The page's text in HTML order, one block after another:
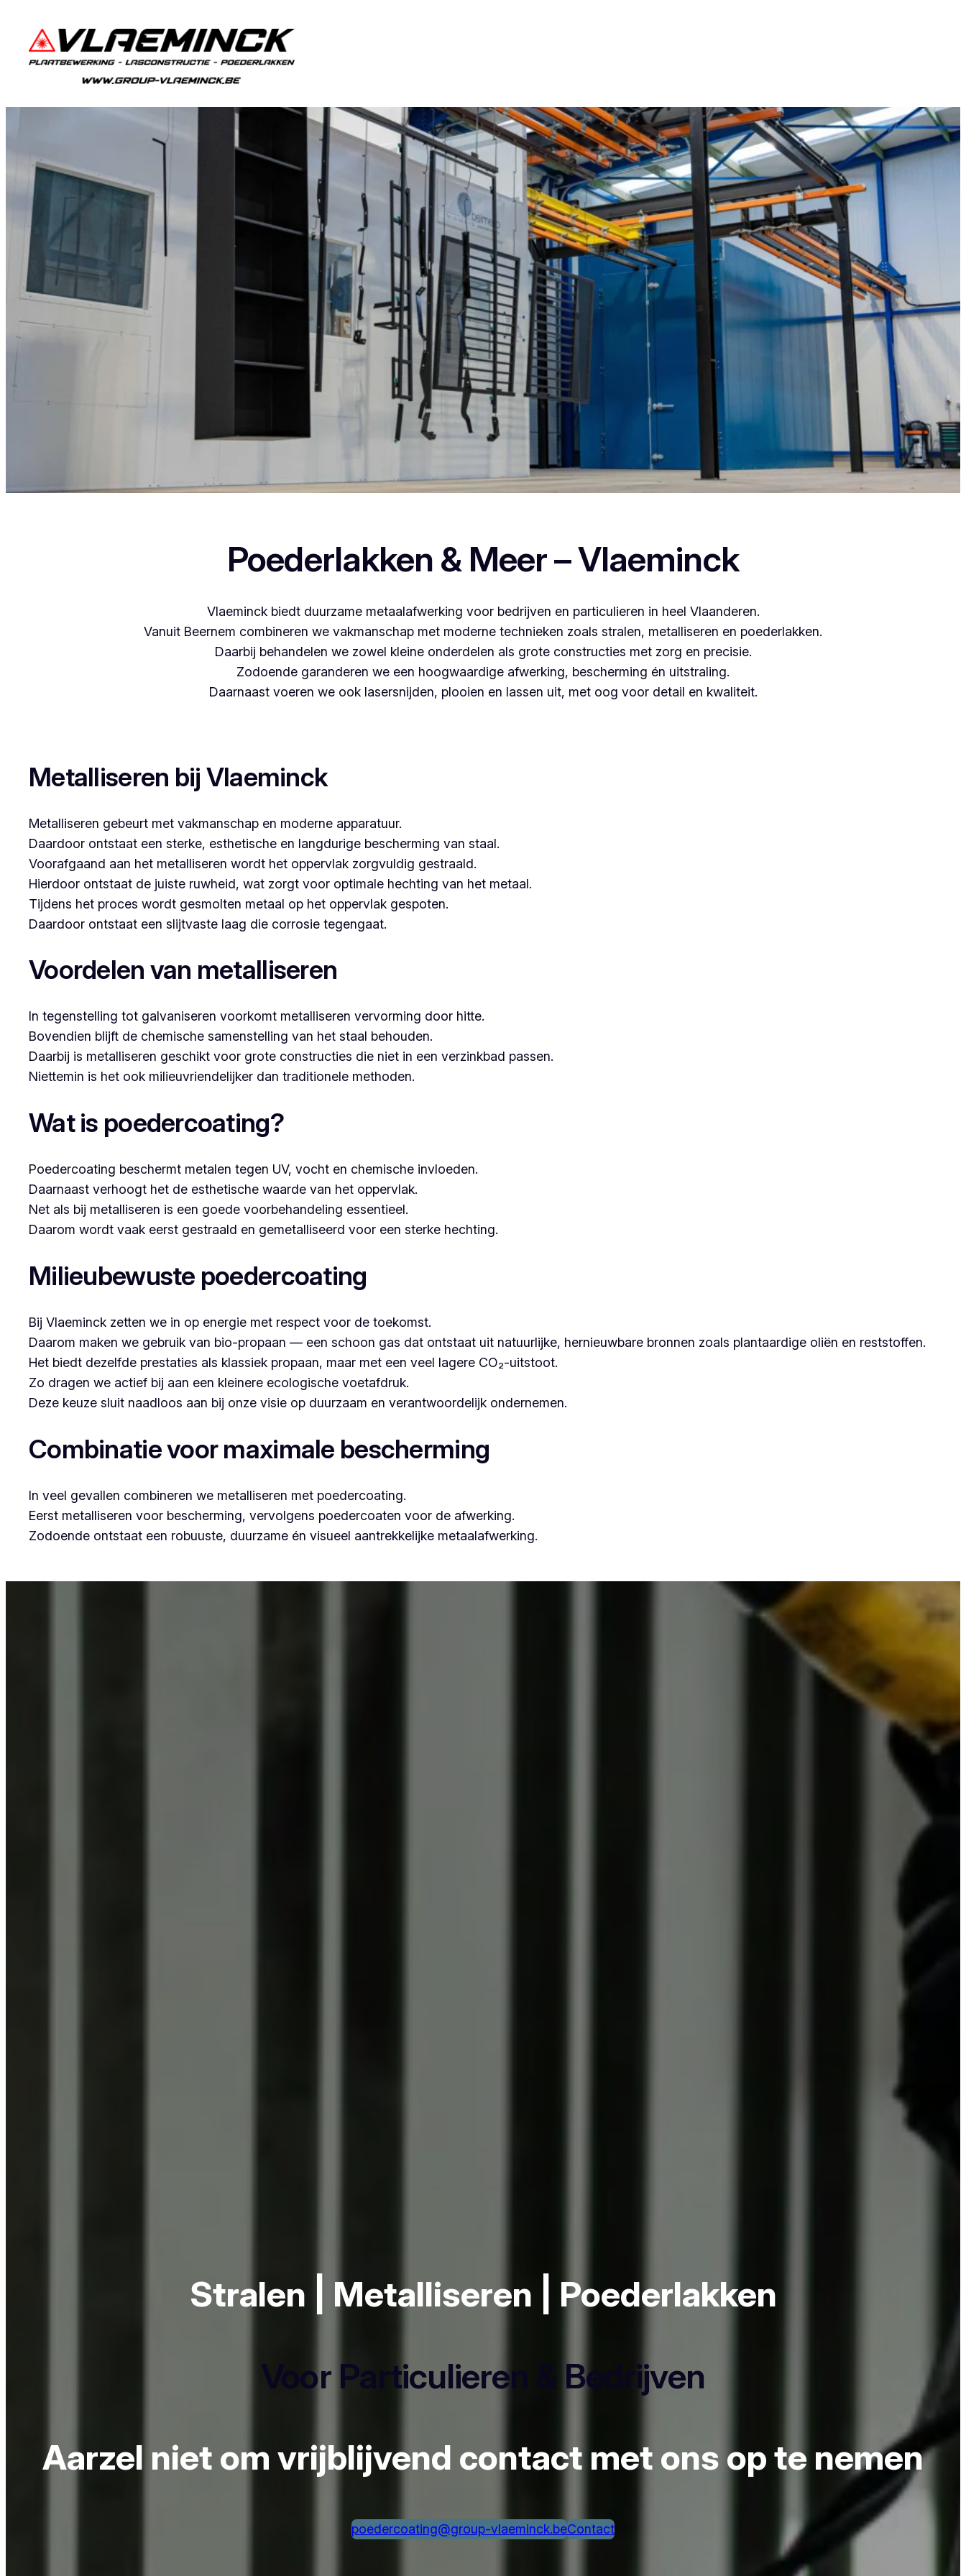
Poederlakken & Meer – Vlaeminck
Vlaeminck biedt duurzame metaalafwerking voor bedrijven en particulieren in heel Vlaanderen.
Vanuit Beernem combineren we vakmanschap met moderne technieken zoals stralen, metalliseren en poederlakken.
Daarbij behandelen we zowel kleine onderdelen als grote constructies met zorg en precisie.
Zodoende garanderen we een hoogwaardige afwerking, bescherming én uitstraling.
Daarnaast voeren we ook lasersnijden, plooien en lassen uit, met oog voor detail en kwaliteit.
Metalliseren bij Vlaeminck
Metalliseren gebeurt met vakmanschap en moderne apparatuur.
Daardoor ontstaat een sterke, esthetische en langdurige bescherming van staal.
Voorafgaand aan het metalliseren wordt het oppervlak zorgvuldig gestraald.
Hierdoor ontstaat de juiste ruwheid, wat zorgt voor optimale hechting van het metaal.
Tijdens het proces wordt gesmolten metaal op het oppervlak gespoten.
Daardoor ontstaat een slijtvaste laag die corrosie tegengaat.
Voordelen van metalliseren
In tegenstelling tot galvaniseren voorkomt metalliseren vervorming door hitte.
Bovendien blijft de chemische samenstelling van het staal behouden.
Daarbij is metalliseren geschikt voor grote constructies die niet in een verzinkbad passen.
Niettemin is het ook milieuvriendelijker dan traditionele methoden.
Wat is poedercoating?
Poedercoating beschermt metalen tegen UV, vocht en chemische invloeden.
Daarnaast verhoogt het de esthetische waarde van het oppervlak.
Net als bij metalliseren is een goede voorbehandeling essentieel.
Daarom wordt vaak eerst gestraald en gemetalliseerd voor een sterke hechting.
Milieubewuste poedercoating
Bij Vlaeminck zetten we in op energie met respect voor de toekomst.
Daarom maken we gebruik van bio-propaan — een schoon gas dat ontstaat uit natuurlijke, hernieuwbare bronnen zoals plantaardige oliën en reststoffen.
Het biedt dezelfde prestaties als klassiek propaan, maar met een veel lagere CO₂-uitstoot.
Zo dragen we actief bij aan een kleinere ecologische voetafdruk.
Deze keuze sluit naadloos aan bij onze visie op duurzaam en verantwoordelijk ondernemen.
Combinatie voor maximale bescherming
In veel gevallen combineren we metalliseren met poedercoating.
Eerst metalliseren voor bescherming, vervolgens poedercoaten voor de afwerking.
Zodoende ontstaat een robuuste, duurzame én visueel aantrekkelijke metaalafwerking.
Stralen | Metalliseren | Poederlakken
Voor Particulieren & Bedrijven
Aarzel niet om vrijblijvend contact met ons op te nemen
poedercoating@group-vlaeminck.beContact